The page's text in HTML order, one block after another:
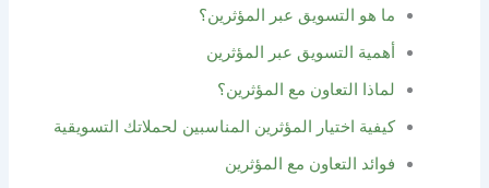
ما هو التسويق عبر المؤثرين؟
أهمية التسويق عبر المؤثرين
لماذا التعاون مع المؤثرين؟
كيفية اختيار المؤثرين المناسبين لحملاتك التسويقية
فوائد التعاون مع المؤثرين